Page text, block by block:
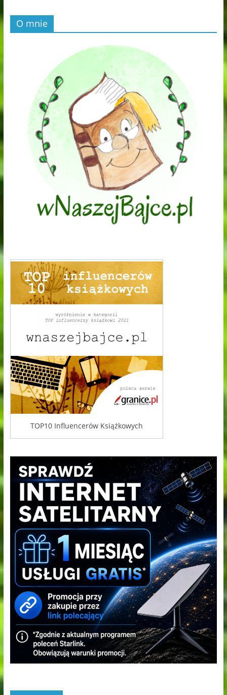
O mnie
TOP10 Influencerów Książkowych